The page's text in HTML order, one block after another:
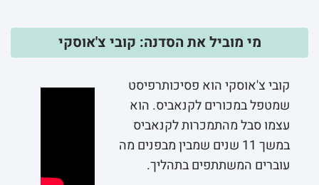
מי מוביל את הסדנה: קובי צ'אוסקי
קובי צ'אוסקי הוא פסיכותרפיסט
שמטפל במכורים לקנאביס. הוא
עצמו סבל מהתמכרות לקנאביס
במשך 11 שנים שמבין מבפנים מה
עוברים המשתתפים בתהליך.